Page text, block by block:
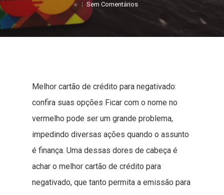
Sem Comentários
Melhor cartão de crédito para negativado:
confira suas opções Ficar com o nome no
vermelho pode ser um grande problema,
impedindo diversas ações quando o assunto
é finança. Uma dessas dores de cabeça é
achar o melhor cartão de crédito para
negativado, que tanto permita a emissão para